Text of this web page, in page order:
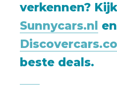
verkennen?
Sunnycars.nl en
beste deals.